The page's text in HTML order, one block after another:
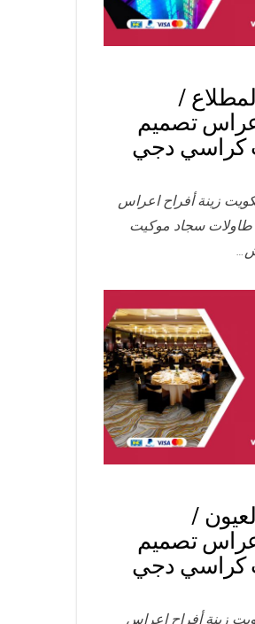
/
أعراس تصميم
كراسي دجي
زينة أفراح اعراس
طاولات سجاد موكيت
/
أعراس تصميم
كراسي دجي
زينة أفراح اعراس